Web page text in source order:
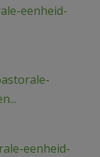
eenheid-
eenheid-